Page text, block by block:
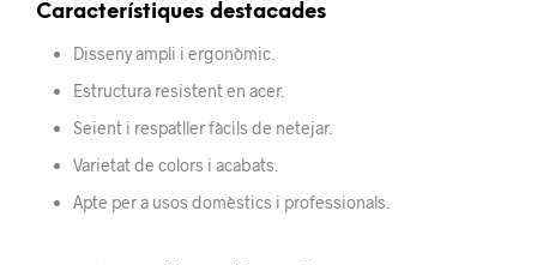
Característiques destacades
Disseny ampli i ergonòmic.
Estructura resistent en acer.
Seient i respatller fàcils de netejar.
Varietat de colors i acabats.
Apte per a usos domèstics i professionals.